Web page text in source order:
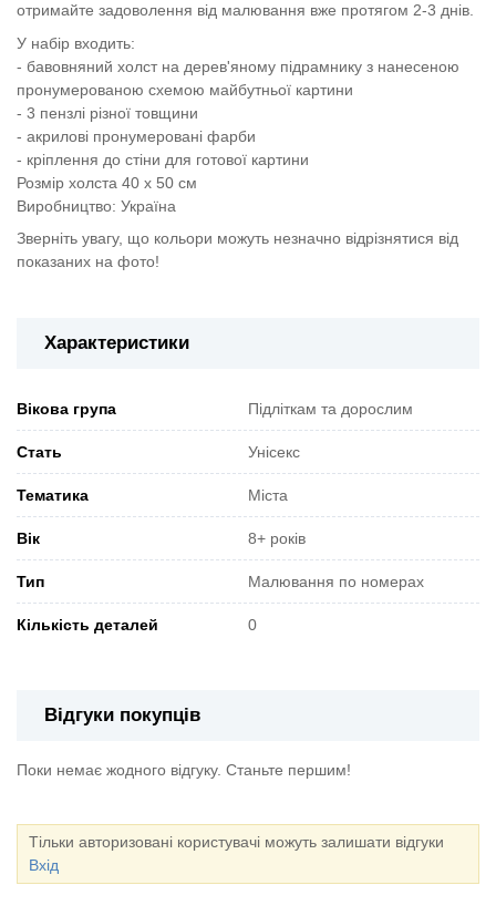
отримайте задоволення від малювання вже протягом 2-3 днів.
У набір входить:
- бавовняний холст на дерев'яному підрамнику з нанесеною
пронумерованою схемою майбутньої картини
- 3 пензлі різної товщини
- акрилові пронумеровані фарби
- кріплення до стіни для готової картини
Розмір холста 40 х 50 см
Виробництво: Україна
Зверніть увагу, що кольори можуть незначно відрізнятися від
показаних на фото!
Характеристики
Вікова група Підліткам та дорослим
Стать Унісекс
Тематика Міста
Вік 8+ років
Тип Малювання по номерах
Кількість деталей 0
Відгуки покупців
Поки немає жодного відгуку. Станьте першим!
Тільки авторизовані користувачі можуть залишати відгуки
Вхід